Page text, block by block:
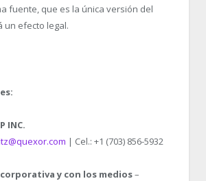
fuente, que es la única versión del
un efecto legal.
INC.
| Cel.: +1 (703) 856-5932
y con los medios–